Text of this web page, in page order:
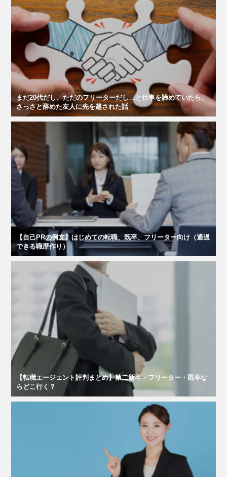
まだ20代だし、ただのフリーターだし…と仕事を諦めていたら、
さっさと辞めた友人に先を越された話
【自己PRの例文】はじめての転職、既卒、フリーター向け（通過
できる職歴作り）
【転職エージェント評判まとめ】第二新卒・フリーター・既卒な
らどこ行く？